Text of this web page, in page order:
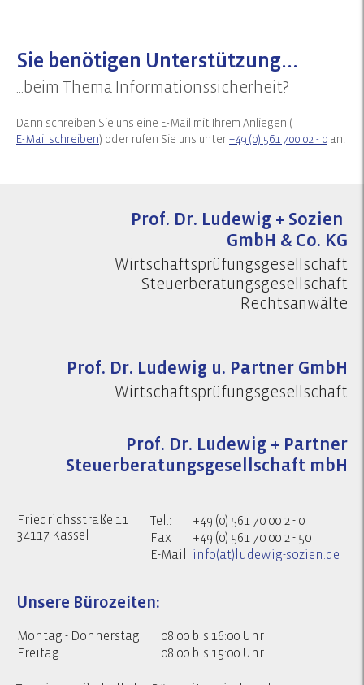
Sie benötigen Unterstützung...
...beim Thema Informationssicherheit?
Dann schreiben Sie uns eine E-Mail mit Ihrem Anliegen (
E-Mail schreiben) oder rufen Sie uns unter+49 (0) 561 700 02 - 0 an!
Prof. Dr. Ludewig + Sozien
GmbH & Co. KG
Wirtschaftsprüfungsgesellschaft
Steuerberatungsgesellschaft
Rechtsanwälte
Prof. Dr. Ludewig u. Partner GmbH
Wirtschaftsprüfungsgesellschaft
Prof. Dr. Ludewig + Partner
Steuerberatungsgesellschaft mbH
Friedrichsstraße 11
34117 Kassel
Tel.:
+49 (0) 561 70 00 2 - 0
Fax
+49 (0) 561 70 00 2 - 50
E-Mail: info(at)ludewig-sozien.de
Unsere Bürozeiten:
Montag - Donnerstag
08:00 bis 16:00 Uhr
Freitag
08:00 bis 15:00 Uhr